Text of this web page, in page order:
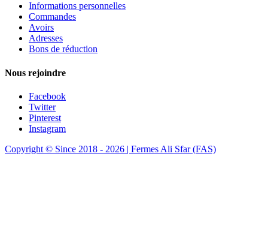
Informations personnelles
Commandes
Avoirs
Adresses
Bons de réduction
Nous rejoindre
Facebook
Twitter
Pinterest
Instagram
Copyright © Since 2018 - 2026 | Fermes Ali Sfar (FAS)